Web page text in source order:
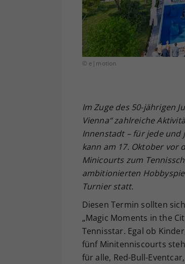
© e|motion
Im Zuge des 50-jährigen
Vienna“ zahlreiche
Innenstadt – für jede und
kann am 17. Oktober vor
Minicourts zum
ambitionierten
Turnier statt.
Diesen Termin sollten
„Magic Moments in the
Tennisstar. Egal ob
fünf Minitenniscourts
für alle, Red-Bull-